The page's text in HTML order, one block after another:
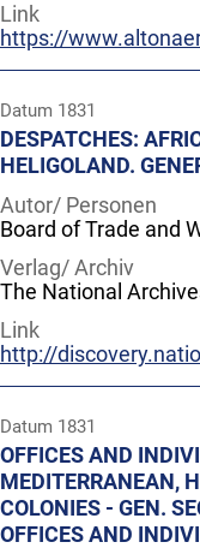
Link
https://
Datum 1831
DESPATCHES:
HELIGOLAND.
Autor/ Personen
Board of Trade and
Verlag/ Archiv
The National
Link
http://
Datum 1831
OFFICES AND
MEDITERRANEAN,
COLONIES - GEN.
OFFICES AND